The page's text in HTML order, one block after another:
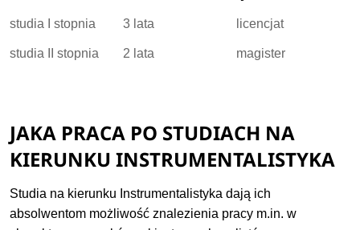
studia I stopnia 3 lata licencjat
studia II stopnia 2 lata magister
JAKA PRACA PO STUDIACH NA
KIERUNKU INSTRUMENTALISTYKA
Studia na kierunku Instrumentalistyka dają ich
absolwentom możliwość znalezienia pracy m.in. w